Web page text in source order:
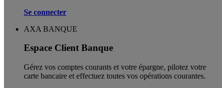
Se connecter
AXA BANQUE
Espace Client Banque
Gérez vos comptes courants et votre épargne, pilotez votre
carte bancaire et effectuez toutes vos opérations courantes.